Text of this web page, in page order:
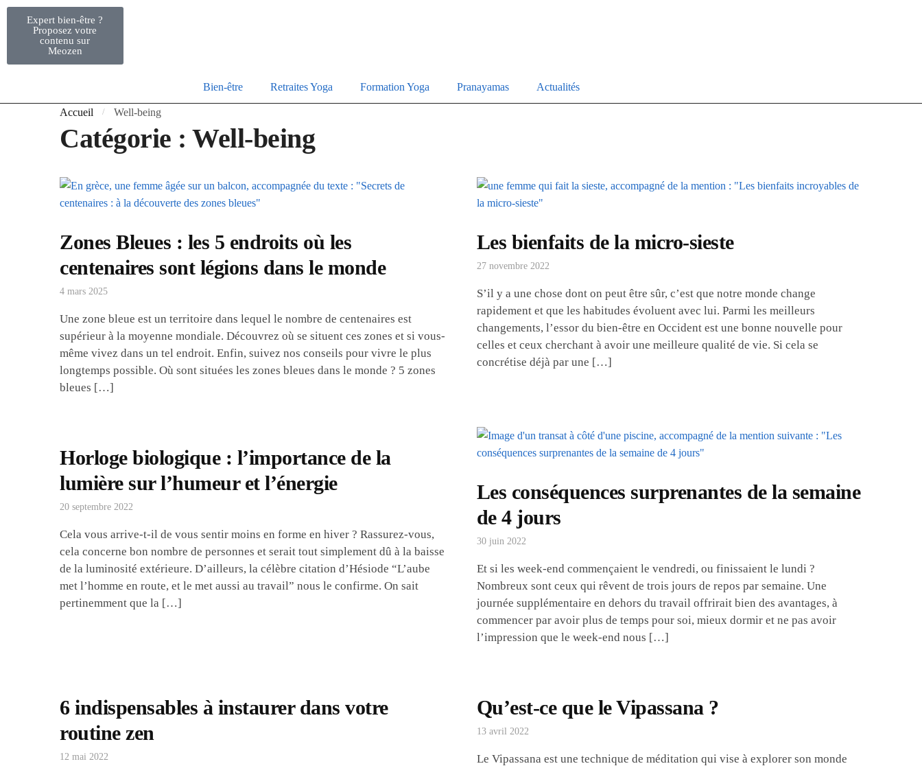
Expert bien-être ?
Proposez votre
contenu sur
Meozen
Bien-être Retraites Yoga Formation Yoga Pranayamas Actualités
Accueil / Well-being
Catégorie : Well-being
Zones Bleues : les 5 endroits où les
centenaires sont légions dans le monde
4 mars 2025
Une zone bleue est un territoire dans lequel le nombre de centenaires est
supérieur à la moyenne mondiale. Découvrez où se situent ces zones et si vous-
même vivez dans un tel endroit. Enfin, suivez nos conseils pour vivre le plus
longtemps possible. Où sont situées les zones bleues dans le monde ? 5 zones
bleues […]
Les bienfaits de la micro-sieste
27 novembre 2022
S’il y a une chose dont on peut être sûr, c’est que notre monde change
rapidement et que les habitudes évoluent avec lui. Parmi les meilleurs
changements, l’essor du bien-être en Occident est une bonne nouvelle pour
celles et ceux cherchant à avoir une meilleure qualité de vie. Si cela se
concrétise déjà par une […]
Horloge biologique : l’importance de la
lumière sur l’humeur et l’énergie
20 septembre 2022
Cela vous arrive-t-il de vous sentir moins en forme en hiver ? Rassurez-vous,
cela concerne bon nombre de personnes et serait tout simplement dû à la baisse
de la luminosité extérieure. D’ailleurs, la célèbre citation d’Hésiode “L’aube
met l’homme en route, et le met aussi au travail” nous le confirme. On sait
pertinemment que la […]
Les conséquences surprenantes de la semaine
de 4 jours
30 juin 2022
Et si les week-end commençaient le vendredi, ou finissaient le lundi ?
Nombreux sont ceux qui rêvent de trois jours de repos par semaine. Une
journée supplémentaire en dehors du travail offrirait bien des avantages, à
commencer par avoir plus de temps pour soi, mieux dormir et ne pas avoir
l’impression que le week-end nous […]
6 indispensables à instaurer dans votre
routine zen
12 mai 2022
Qu’est-ce que le Vipassana ?
13 avril 2022
Le Vipassana est une technique de méditation qui vise à explorer son monde